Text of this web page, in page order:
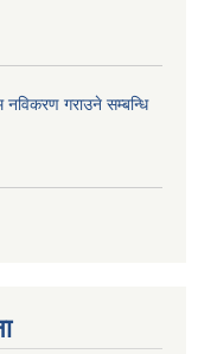
नविकरण गराउने सम्बन्धि